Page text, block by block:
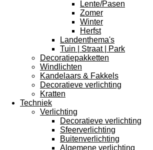
Lente/Pasen
Zomer
Winter
Herfst
Landenthema's
Tuin | Straat | Park
Decoratiepakketten
Windlichten
Kandelaars & Fakkels
Decoratieve verlichting
Kratten
Techniek
Verlichting
Decoratieve verlichting
Sfeerverlichting
Buitenverlichting
Algemene verlichting